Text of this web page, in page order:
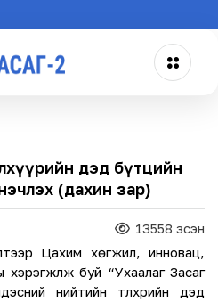
дэд бүтцийн
(дахин зар)
13558 үзсэн
Цахим хөгжил, инновац,
буй “Ухаалаг Засаг
нийтийн түлхүүрийн дэд